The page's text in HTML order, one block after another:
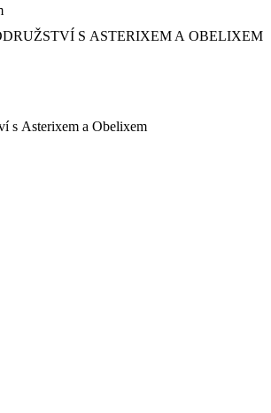
S ASTERIXEM A OBELIXEM
s Asterixem a Obelixem